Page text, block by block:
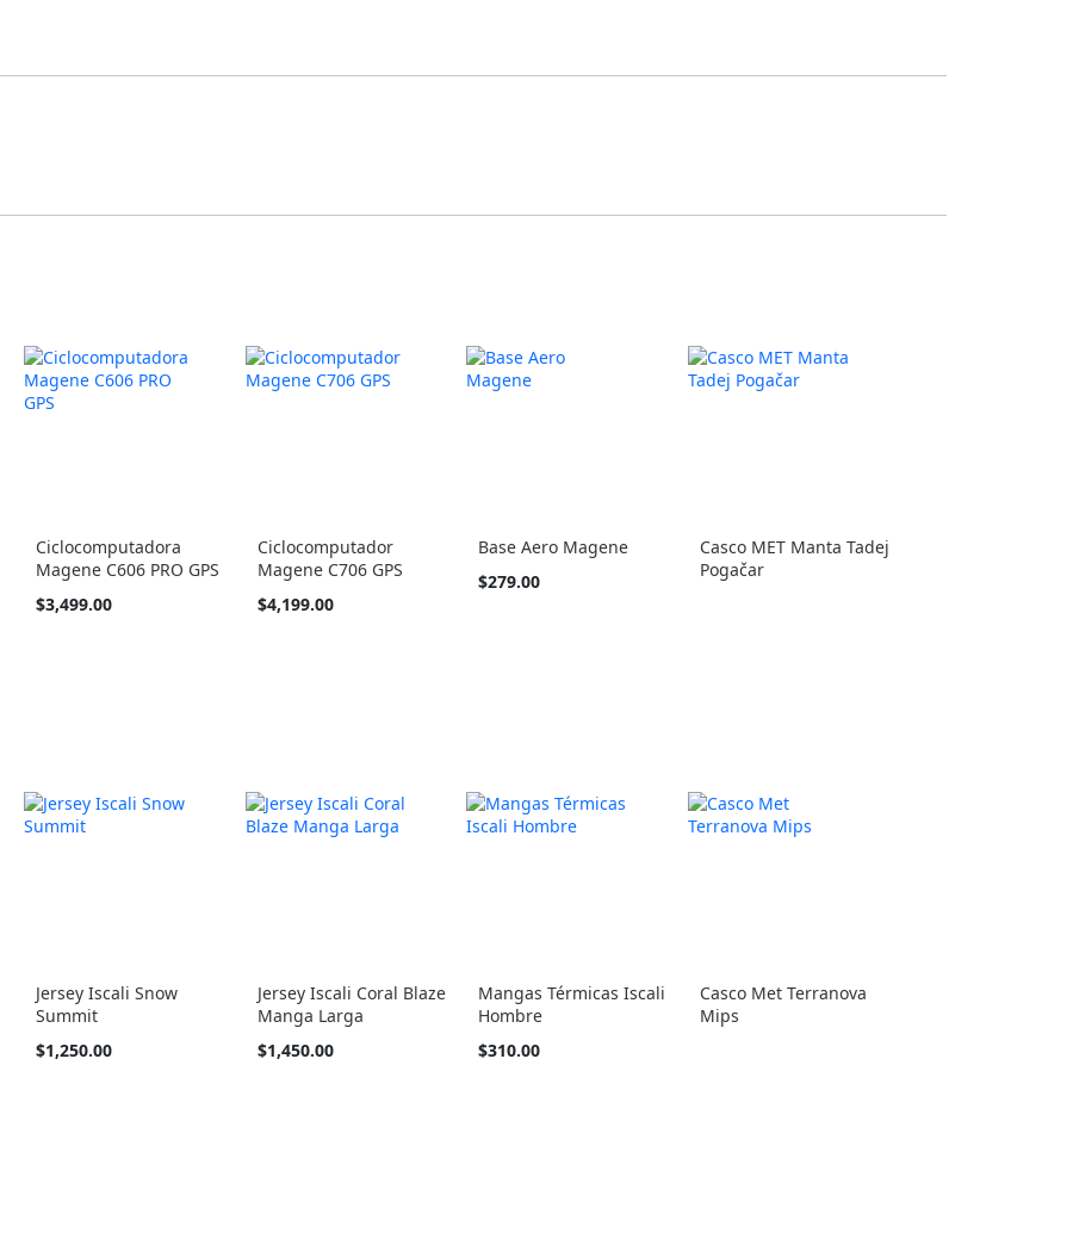
Ciclocomputadora
Magene C606 PRO GPS
$3,499.00
Ciclocomputador
Magene C706 GPS
$4,199.00
Base Aero Magene
$279.00
Casco MET Manta Tadej
Pogačar
Jersey Iscali Snow
Summit
Tan
$1,250.00
Jersey Iscali Coral Blaze
Manga Larga
Tan
$1,450.00
Mangas Térmicas Iscali
Hombre
Tan
$310.00
Casco Met Terranova
Mips